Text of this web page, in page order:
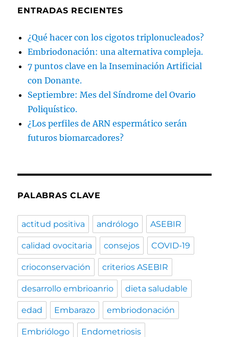
ENTRADAS RECIENTES
¿Qué hacer con los cigotos triplonucleados?
Embriodonación: una alternativa compleja.
7 puntos clave en la Inseminación Artificial
con Donante.
Septiembre: Mes del Síndrome del Ovario
Poliquístico.
¿Los perfiles de ARN espermático serán
futuros biomarcadores?
PALABRAS CLAVE
actitud positiva andrólogo ASEBIR
calidad ovocitaria consejos COVID-19
crioconservación criterios ASEBIR
desarrollo embrioanrio dieta saludable
edad Embarazo embriodonación
Embriólogo Endometriosis